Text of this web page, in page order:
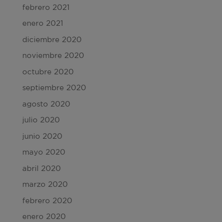
febrero 2021
enero 2021
diciembre 2020
noviembre 2020
octubre 2020
septiembre 2020
agosto 2020
julio 2020
junio 2020
mayo 2020
abril 2020
marzo 2020
febrero 2020
enero 2020